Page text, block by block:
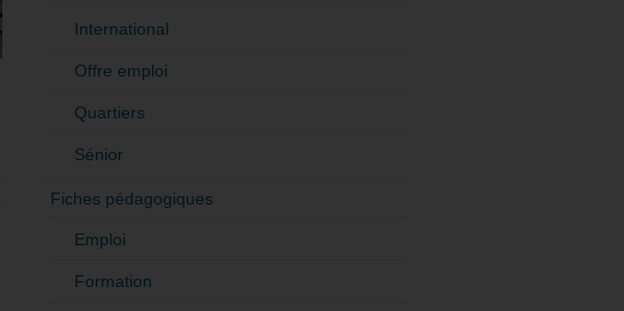
International
Offre emploi
Quartiers
Sénior
Fiches pédagogiques
Emploi
Formation